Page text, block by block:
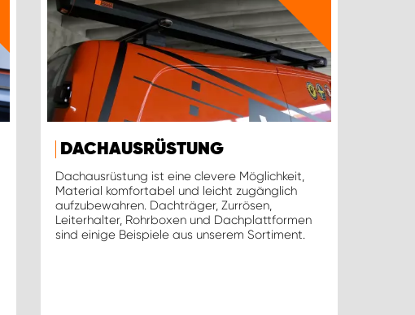
DACHAUSRÜSTUNG
Dachausrüstung ist eine clevere Möglichkeit,
Material komfortabel und leicht zugänglich
aufzubewahren. Dachträger, Zurrösen,
Leiterhalter, Rohrboxen und Dachplattformen
sind einige Beispiele aus unserem Sortiment.